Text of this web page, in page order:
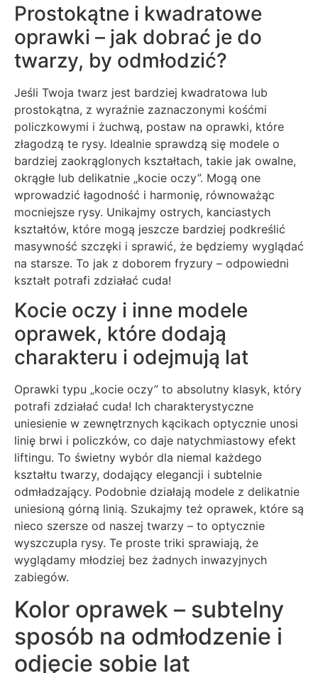
Prostokątne i kwadratowe
oprawki – jak dobrać je do
twarzy, by odmłodzić?
Jeśli Twoja twarz jest bardziej kwadratowa lub
prostokątna, z wyraźnie zaznaczonymi kośćmi
policzkowymi i żuchwą, postaw na oprawki, które
złagodzą te rysy. Idealnie sprawdzą się modele o
bardziej zaokrąglonych kształtach, takie jak owalne,
okrągłe lub delikatnie „kocie oczy”. Mogą one
wprowadzić łagodność i harmonię, równoważąc
mocniejsze rysy. Unikajmy ostrych, kanciastych
kształtów, które mogą jeszcze bardziej podkreślić
masywność szczęki i sprawić, że będziemy wyglądać
na starsze. To jak z doborem fryzury – odpowiedni
kształt potrafi zdziałać cuda!
Kocie oczy i inne modele
oprawek, które dodają
charakteru i odejmują lat
Oprawki typu „kocie oczy” to absolutny klasyk, który
potrafi zdziałać cuda! Ich charakterystyczne
uniesienie w zewnętrznych kącikach optycznie unosi
linię brwi i policzków, co daje natychmiastowy efekt
liftingu. To świetny wybór dla niemal każdego
kształtu twarzy, dodający elegancji i subtelnie
odmładzający. Podobnie działają modele z delikatnie
uniesioną górną linią. Szukajmy też oprawek, które są
nieco szersze od naszej twarzy – to optycznie
wyszczupla rysy. Te proste triki sprawiają, że
wyglądamy młodziej bez żadnych inwazyjnych
zabiegów.
Kolor oprawek – subtelny
sposób na odmłodzenie i
odjęcie sobie lat